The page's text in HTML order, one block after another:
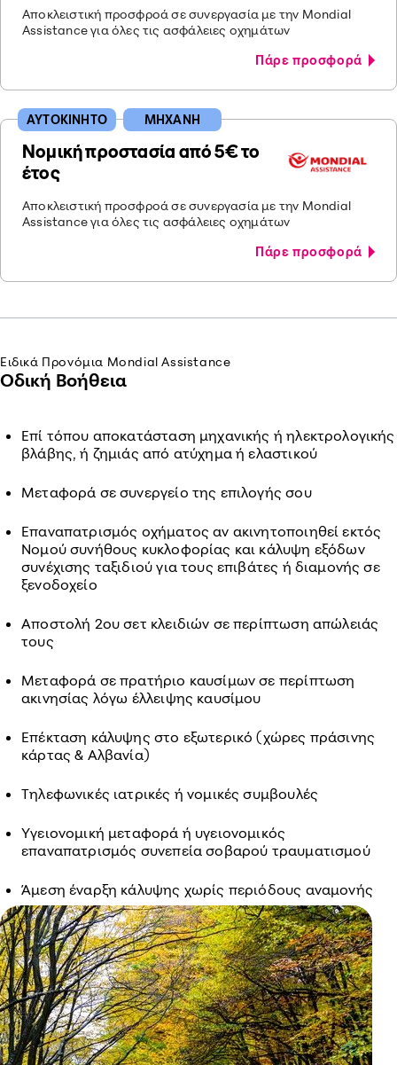
Αποκλειστική προσφροά σε συνεργασία με την Mondial
Assistance για όλες τις ασφάλειες οχημάτων
Πάρε προσφορά
Νομική προστασία από 5€ το
έτος
Αποκλειστική προσφροά σε συνεργασία με την Mondial
Assistance για όλες τις ασφάλειες οχημάτων
Πάρε προσφορά
ΑΥΤΟΚΙΝΗΤΟ ΜΗΧΑΝΗ
Ειδικά Προνόμια Mondial Assistance
Οδική Βοήθεια
Επί τόπου αποκατάσταση μηχανικής ή ηλεκτρολογικής
βλάβης, ή ζημιάς από ατύχημα ή ελαστικού
Μεταφορά σε συνεργείο της επιλογής σου
Επαναπατρισμός οχήματος αν ακινητοποιηθεί εκτός
Νομού συνήθους κυκλοφορίας και κάλυψη εξόδων
συνέχισης ταξιδιού για τους επιβάτες ή διαμονής σε
ξενοδοχείο
Αποστολή 2ου σετ κλειδιών σε περίπτωση απώλειάς
τους
Μεταφορά σε πρατήριο καυσίμων σε περίπτωση
ακινησίας λόγω έλλειψης καυσίμου
Επέκταση κάλυψης στο εξωτερικό (χώρες πράσινης
κάρτας & Αλβανία)
Τηλεφωνικές ιατρικές ή νομικές συμβουλές
Υγειονομική μεταφορά ή υγειονομικός
επαναπατρισμός συνεπεία σοβαρού τραυματισμού
Άμεση έναρξη κάλυψης χωρίς περιόδους αναμονής